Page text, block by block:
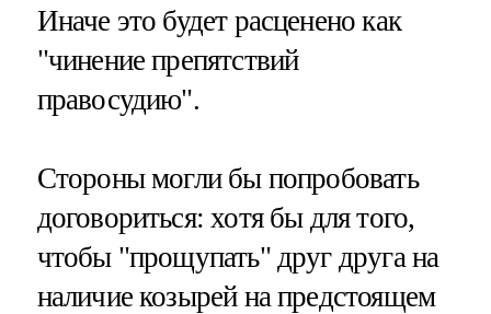
Иначе это будет расценено как
"чинение препятствий
правосудию".
Стороны могли бы попробовать
договориться: хотя бы для того,
чтобы "прощупать" друг друга на
наличие козырей на предстоящем